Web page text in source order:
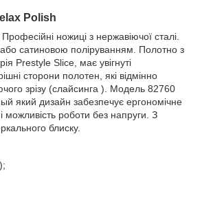
Polish
ножиці з нержавіючої сталі.
сатиновою поліруванням. Полотно з
Prestyle Slice, має увігнуті
сторони полотен, які відмінно
зрізу (слайсинга ). Модель 82760
який дизайн забезпечує ергономічне
можливість роботи без напруги. З
блиску.